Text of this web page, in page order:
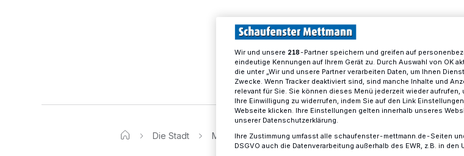
Die Stadt Mit der BIBNET-Onleihe gegen den Novemberblues
Wir und unsere 218-Partner speichern und greifen auf
eindeutige Kennungen auf Ihrem Gerät zu. Durch Auswahl von OK
die unter „Wir und unsere Partner verarbeiten Daten, um Ihnen
Zwecke. Wenn Tracker deaktiviert sind, sind manche Inhalte und
relevant für Sie. Sie können dieses Menü jederzeit wieder aufrufen,
Ihre Einwilligung zu widerrufen, indem Sie auf den Link
Webseite klicken. Ihre Einstellungen gelten innerhalb unseres
unserer Datenschutzerklärung.
Ihre Zustimmung umfasst alle schaufenster-mettmann.de-Seiten
DSGVO auch die Datenverarbeitung außerhalb des EWR, z.B. in den